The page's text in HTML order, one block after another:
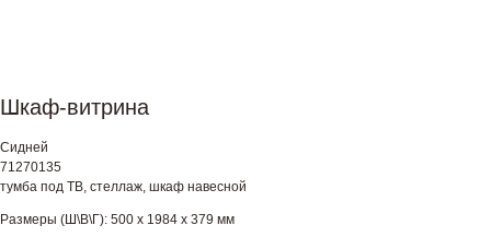
Шкаф-витрина
Сидней
71270135
тумба под ТВ, стеллаж, шкаф навесной
Размеры (Ш\В\Г): 500 х 1984 х 379 мм